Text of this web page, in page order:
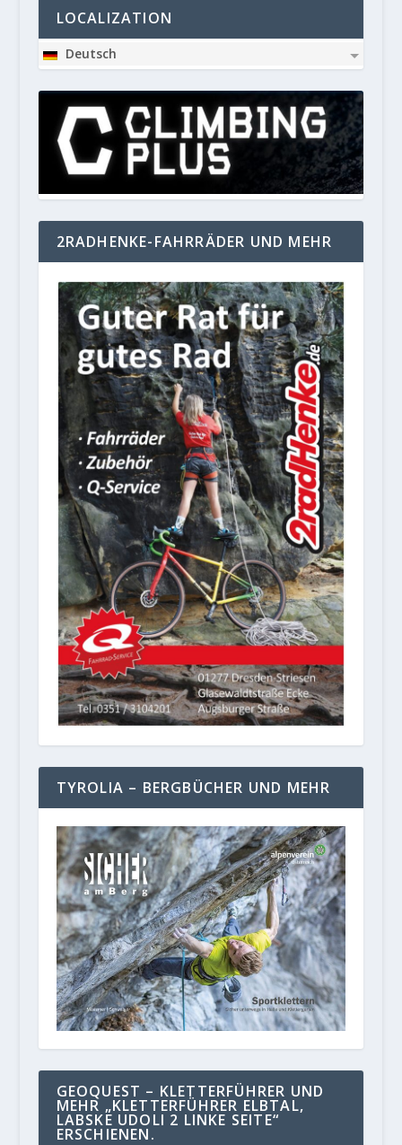
LOCALIZATION
Deutsch
2RADHENKE-FAHRRÄDER UND MEHR
TYROLIA – BERGBÜCHER UND MEHR
GEOQUEST – KLETTERFÜHRER UND
MEHR „KLETTERFÜHRER ELBTAL,
LABSKE UDOLI 2 LINKE SEITE“
ERSCHIENEN.